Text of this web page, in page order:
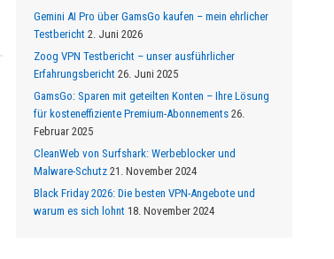
Gemini AI Pro über GamsGo kaufen – mein ehrlicher
Testbericht 2. Juni 2026
Zoog VPN Testbericht – unser ausführlicher
Erfahrungsbericht 26. Juni 2025
GamsGo: Sparen mit geteilten Konten – Ihre Lösung
für kosteneffiziente Premium-Abonnements 26.
Februar 2025
CleanWeb von Surfshark: Werbeblocker und
Malware-Schutz 21. November 2024
Black Friday 2026: Die besten VPN-Angebote und
warum es sich lohnt 18. November 2024